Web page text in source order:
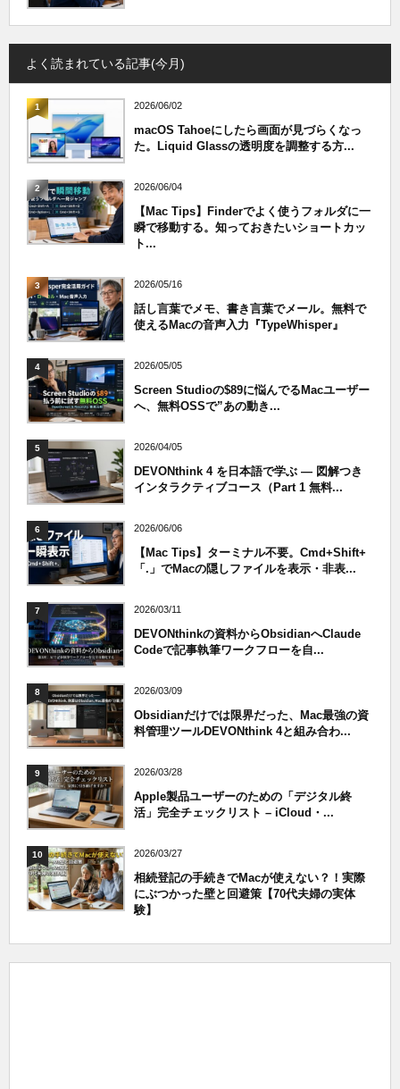
よく読まれている記事(今月)
1 2026/06/02
macOS Tahoeにしたら画面が見づらくなっ
た。Liquid Glassの透明度を調整する方...
2 2026/06/04
【Mac Tips】Finderでよく使うフォルダに一
瞬で移動する。知っておきたいショートカッ
ト...
3 2026/05/16
話し言葉でメモ、書き言葉でメール。無料で
使えるMacの音声入力『TypeWhisper』
4 2026/05/05
Screen Studioの$89に悩んでるMacユーザー
へ、無料OSSで”あの動き...
5 2026/04/05
DEVONthink 4 を日本語で学ぶ — 図解つき
インタラクティブコース（Part 1 無料...
6 2026/06/06
【Mac Tips】ターミナル不要。Cmd+Shift+
「.」でMacの隠しファイルを表示・非表...
7 2026/03/11
DEVONthinkの資料からObsidianへClaude
Codeで記事執筆ワークフローを自...
8 2026/03/09
Obsidianだけでは限界だった、Mac最強の資
料管理ツールDEVONthink 4と組み合わ...
9 2026/03/28
Apple製品ユーザーのための「デジタル終
活」完全チェックリスト – iCloud・...
10 2026/03/27
相続登記の手続きでMacが使えない？！実際
にぶつかった壁と回避策【70代夫婦の実体
験】